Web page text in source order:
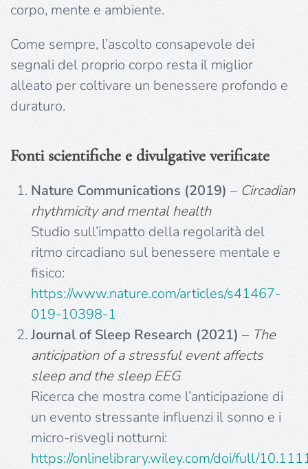
corpo, mente e ambiente.
Come sempre, l’ascolto consapevole dei
segnali del proprio corpo resta il miglior
alleato per coltivare un benessere profondo e
duraturo.
Fonti scientifiche e divulgative verificate
Nature Communications (2019) – Circadian
rhythmicity and mental health
Studio sull’impatto della regolarità del
ritmo circadiano sul benessere mentale e
fisico:
https://www.nature.com/articles/s41467-
019-10398-1
Journal of Sleep Research (2021) – The
anticipation of a stressful event affects
sleep and the sleep EEG
Ricerca che mostra come l’anticipazione di
un evento stressante influenzi il sonno e i
micro-risvegli notturni:
https://onlinelibrary.wiley.com/doi/full/